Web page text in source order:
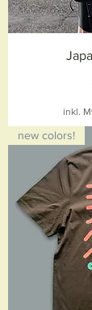
inkl.
new colors!